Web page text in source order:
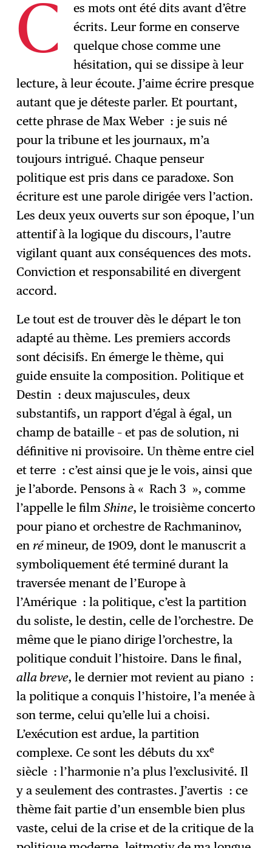
C
es mots ont été dits avant d’être
écrits. Leur forme en conserve
quelque chose comme une
hésitation, qui se dissipe à leur
lecture, à leur écoute. J’aime écrire presque
autant que je déteste parler. Et pourtant,
cette phrase de Max Weber : je suis né
pour la tribune et les journaux, m’a
toujours intrigué. Chaque penseur
politique est pris dans ce paradoxe. Son
écriture est une parole dirigée vers l’action.
Les deux yeux ouverts sur son époque, l’un
attentif à la logique du discours, l’autre
vigilant quant aux conséquences des mots.
Conviction et responsabilité en divergent
accord.
Le tout est de trouver dès le départ le ton
adapté au thème. Les premiers accords
sont décisifs. En émerge le thème, qui
guide ensuite la composition. Politique et
Destin : deux majuscules, deux
substantifs, un rapport d’égal à égal, un
champ de bataille – et pas de solution, ni
définitive ni provisoire. Un thème entre ciel
et terre : c’est ainsi que je le vois, ainsi que
je l’aborde. Pensons à « Rach 3 », comme
l’appelle le filmShine, le troisième concerto
pour piano et orchestre de Rachmaninov,
en rémineur, de 1909, dont le manuscrit a
symboliquement été terminé durant la
traversée menant de l’Europe à
l’Amérique : la politique, c’est la partition
du soliste, le destin, celle de l’orchestre. De
même que le piano dirige l’orchestre, la
politique conduit l’histoire. Dans le final,
alla breve, le dernier mot revient au piano :
la politique a conquis l’histoire, l’a menée à
son terme, celui qu’elle lui a choisi.
L’exécution est ardue, la partition
complexe. Ce sont les débuts du xxe
siècle : l’harmonie n’a plus l’exclusivité. Il
y a seulement des contrastes. J’avertis : ce
thème fait partie d’un ensemble bien plus
vaste, celui de la crise et de la critique de la